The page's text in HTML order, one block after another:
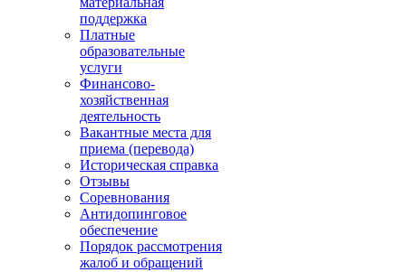
поддержка
Платные
образовательные
услуги
Финансово-
хозяйственная
деятельность
Вакантные места для
приема (перевода)
Историческая справка
Отзывы
Соревнования
Антидопинговое
обеспечение
Порядок рассмотрения
жалоб и обращений